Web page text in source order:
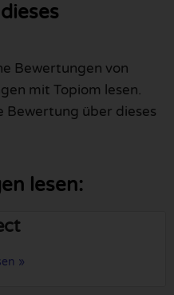
Bewertungen von
mit Topiom lesen.
Bewertung über dieses
lesen:
»